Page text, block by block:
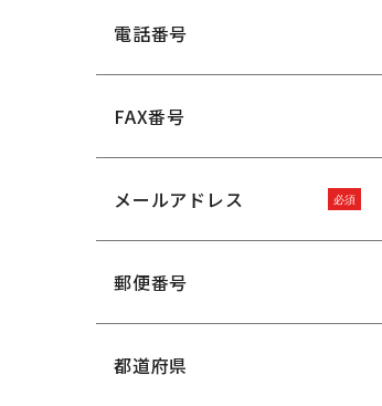
電話番号
FAX番号
メールアドレス
郵便番号
都道府県